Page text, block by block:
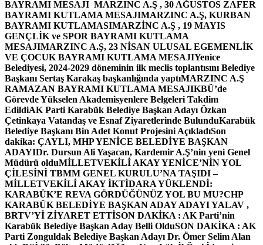
BAYRAMI MESAJI MARZINC A.Ş , 30 AĞUSTOS ZAFER
BAYRAMI KUTLAMA MESAJIMARZINC A.Ş, KURBAN
BAYRAMI KUTLAMASIMARZİNC A.Ş , 19 MAYIS
GENÇLİK ve SPOR BAYRAMI KUTLAMA
MESAJIMARZINC A.Ş, 23 NİSAN ULUSAL EGEMENLİK
VE ÇOCUK BAYRAMI KUTLAMA MESAJIYenice
Belediyesi, 2024-2029 döneminin ilk meclis toplantısını Belediye
Başkanı Sertaş Karakaş başkanlığında yaptıMARZINC A.Ş
RAMAZAN BAYRAMI KUTLAMA MESAJIKBÜ’de
Görevde Yükselen Akademisyenlere Belgeleri Takdim
EdildiAK Parti Karabük Belediye Başkan Adayı Özkan
Çetinkaya Vatandaş ve Esnaf Ziyaretlerinde BulunduKarabük
Belediye Başkanı Bin Adet Konut Projesini AçıkladıSon
dakika: ÇAYLI, MHP YENİCE BELEDİYE BAŞKAN
ADAYIDr. Dursun Ali Yaşacan, Kardemir A.Ş’nin yeni Genel
Müdürü olduMİLLETVEKİLİ AKAY YENİCE’NİN YOL
ÇİLESİNİ TBMM GENEL KURULU’NA TAŞIDI –
MİLLETVEKİLİ AKAY İKTİDARA YÜKLENDİ:
KARABÜK’E REVA GÖRDÜĞÜNÜZ YOL BU MU?CHP
KARABÜK BELEDİYE BAŞKAN ADAY ADAYI YALAV ,
BRTV’Yİ ZİYARET ETTİSON DAKİKA : AK Parti’nin
Karabük Belediye Başkan Aday Belli OlduSON DAKİKA : AK
Parti Zonguldak Belediye Başkan Adayı Dr. Ömer Selim Alan